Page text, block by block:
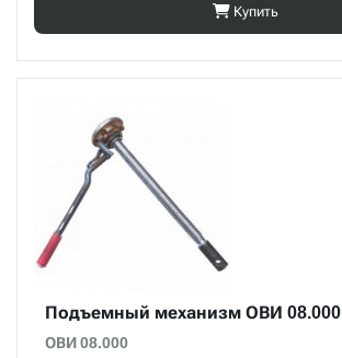
Купить
Подъемный механизм ОВИ 08.000
ОВИ 08.000